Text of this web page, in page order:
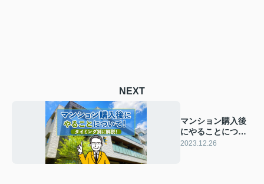
NEXT
マンション購入後
にやることについ
て！タイミング別
2023.12.26